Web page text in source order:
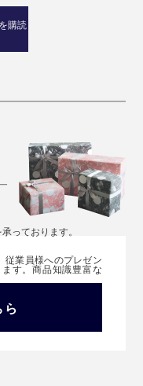
購読
っております。
従業員様へのプレゼン
す。商品知識豊富な